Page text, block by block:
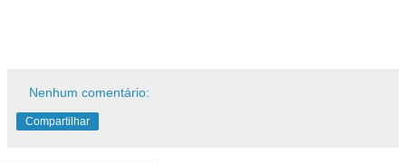
Nenhum comentário:
Compartilhar